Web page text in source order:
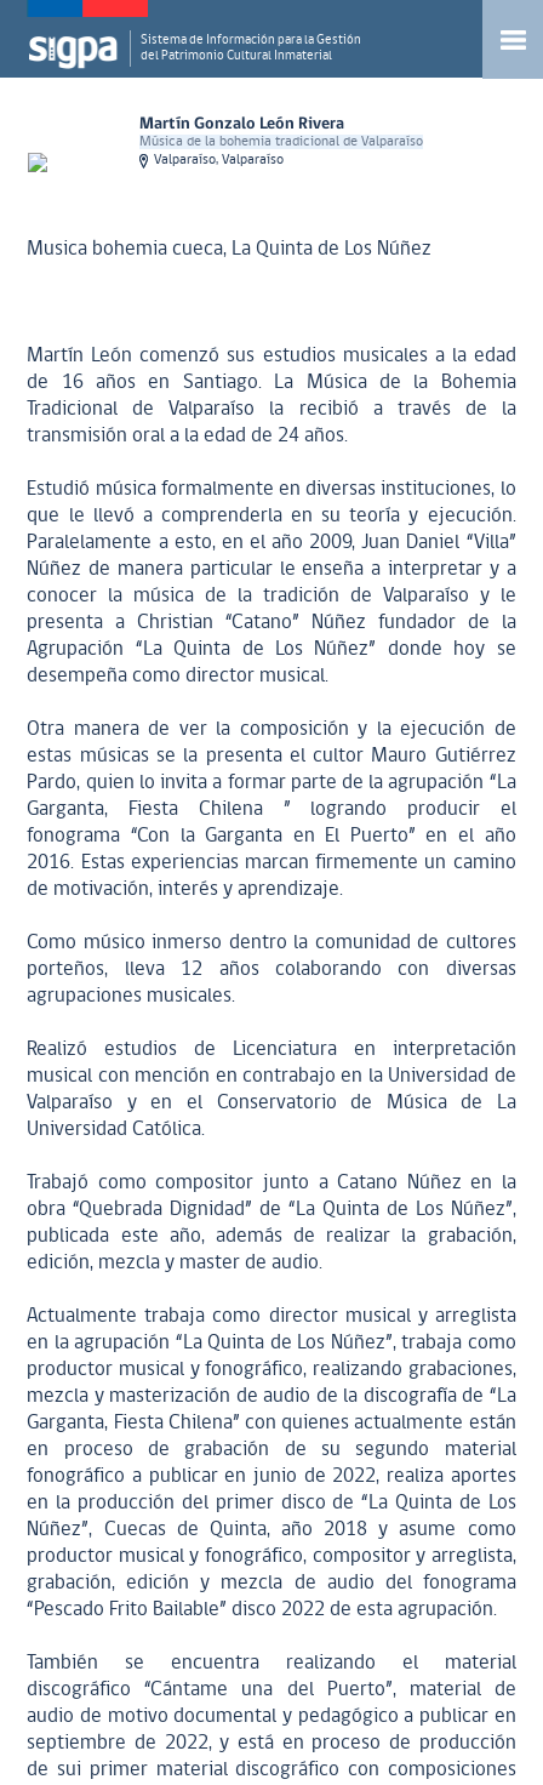
Sistema de Información para la Gestión
del Patrimonio Cultural Inmaterial
Martín Gonzalo León Rivera
Música de la bohemia tradicional de Valparaíso
Valparaíso, Valparaíso
Musica bohemia cueca, La Quinta de Los Núñez
Martín León comenzó sus estudios musicales a la edad
de 16 años en Santiago. La Música de la Bohemia
Tradicional de Valparaíso la recibió a través de la
transmisión oral a la edad de 24 años.
Estudió música formalmente en diversas instituciones, lo
que le llevó a comprenderla en su teoría y ejecución.
Paralelamente a esto, en el año 2009, Juan Daniel “Villa”
Núñez de manera particular le enseña a interpretar y a
conocer la música de la tradición de Valparaíso y le
presenta a Christian “Catano” Núñez fundador de la
Agrupación “La Quinta de Los Núñez” donde hoy se
desempeña como director musical.
Otra manera de ver la composición y la ejecución de
estas músicas se la presenta el cultor Mauro Gutiérrez
Pardo, quien lo invita a formar parte de la agrupación “La
Garganta, Fiesta Chilena ” logrando producir el
fonograma “Con la Garganta en El Puerto” en el año
2016. Estas experiencias marcan firmemente un camino
de motivación, interés y aprendizaje.
Como músico inmerso dentro la comunidad de cultores
porteños, lleva 12 años colaborando con diversas
agrupaciones musicales.
Realizó estudios de Licenciatura en interpretación
musical con mención en contrabajo en la Universidad de
Valparaíso y en el Conservatorio de Música de La
Universidad Católica.
Trabajó como compositor junto a Catano Núñez en la
obra “Quebrada Dignidad” de “La Quinta de Los Núñez”,
publicada este año, además de realizar la grabación,
edición, mezcla y master de audio.
Actualmente trabaja como director musical y arreglista
en la agrupación “La Quinta de Los Núñez”, trabaja como
productor musical y fonográfico, realizando grabaciones,
mezcla y masterización de audio de la discografía de “La
Garganta, Fiesta Chilena” con quienes actualmente están
en proceso de grabación de su segundo material
fonográfico a publicar en junio de 2022, realiza aportes
en la producción del primer disco de “La Quinta de Los
Núñez”, Cuecas de Quinta, año 2018 y asume como
productor musical y fonográfico, compositor y arreglista,
grabación, edición y mezcla de audio del fonograma
“Pescado Frito Bailable” disco 2022 de esta agrupación.
También se encuentra realizando el material
discográfico “Cántame una del Puerto”, material de
audio de motivo documental y pedagógico a publicar en
septiembre de 2022, y está en proceso de producción
de sui primer material discográfico con composiciones